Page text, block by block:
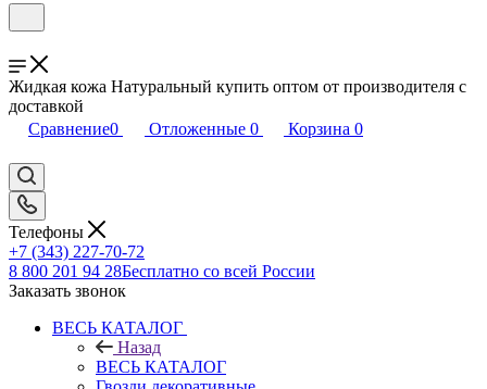
Жидкая кожа Натуральный купить оптом от производителя с
доставкой
Сравнение0 Отложенные 0 Корзина 0
Телефоны
+7 (343) 227-70-72
8 800 201 94 28Бесплатно со всей России
Заказать звонок
ВЕСЬ КАТАЛОГ
Назад
ВЕСЬ КАТАЛОГ